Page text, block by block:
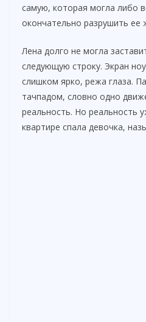
самую, которая могла либо
окончательно разрушить ее
Лена долго не могла
следующую строку. Экран
слишком ярко, режа глаза.
тачпадом, словно одно
реальность. Но реальность
квартире спала девочка,